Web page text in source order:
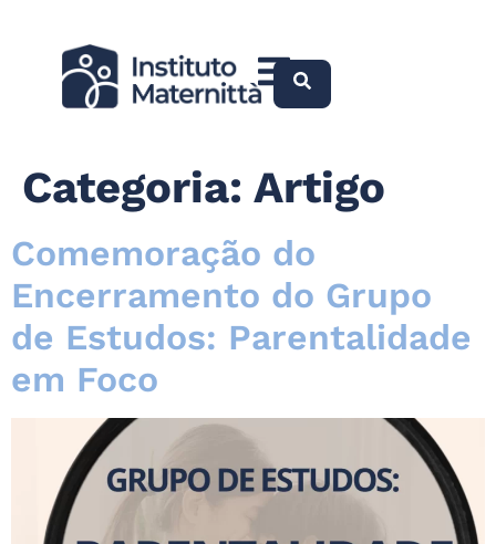
Categoria: Artigo
Comemoração do
Encerramento do Grupo
de Estudos: Parentalidade
em Foco